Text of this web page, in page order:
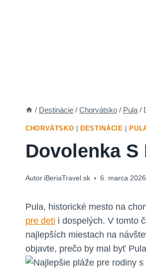
/ Destinácie / Chorvátsko / Pula /
CHORVÁTSKO DESTINÁCIE
Dovolenka
Autor iBeriaTravel.sk 6. marca 2026
Pula, historické mesto na
pre deti i dospelých. V tomto
najlepších miestach na
objavte, prečo by mal byť